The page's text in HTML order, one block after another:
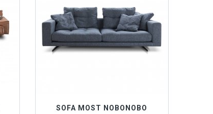
SOFA MOST NOBONOBO